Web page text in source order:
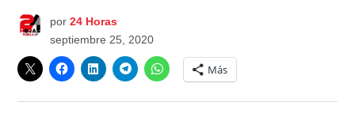
por 24 Horas
septiembre 25, 2020
Más